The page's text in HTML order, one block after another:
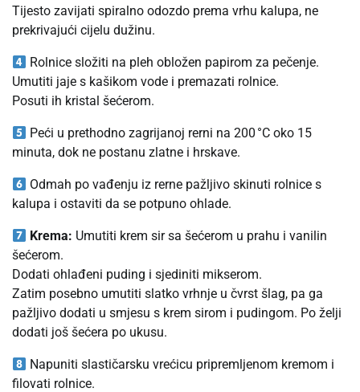
Tijesto zavijati spiralno odozdo prema vrhu kalupa, ne
prekrivajući cijelu dužinu.
Rolnice složiti na pleh obložen papirom za pečenje.
Umutiti jaje s kašikom vode i premazati rolnice.
Posuti ih kristal šećerom.
Peći u prethodno zagrijanoj rerni na 200 °C oko 15
minuta, dok ne postanu zlatne i hrskave.
Odmah po vađenju iz rerne pažljivo skinuti rolnice s
kalupa i ostaviti da se potpuno ohlade.
Krema: Umutiti krem sir sa šećerom u prahu i vanilin
šećerom.
Dodati ohlađeni puding i sjediniti mikserom.
Zatim posebno umutiti slatko vrhnje u čvrst šlag, pa ga
pažljivo dodati u smjesu s krem sirom i pudingom. Po želji
dodati još šećera po ukusu.
Napuniti slastičarsku vrećicu pripremljenom kremom i
filovati rolnice.